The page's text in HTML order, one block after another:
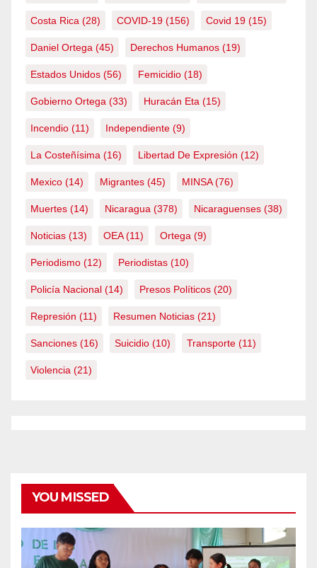
Costa Rica (28) COVID-19 (156) Covid 19 (15)
Daniel Ortega (45) Derechos Humanos (19)
Estados Unidos (56) Femicidio (18)
Gobierno Ortega (33) Huracán Eta (15)
Incendio (11) Independiente (9)
La Costeñísima (16) Libertad De Expresión (12)
Mexico (14) Migrantes (45) MINSA(76)
Muertes (14) Nicaragua (378) Nicaraguenses (38)
Noticias (13) OEA(11) Ortega (9)
Periodismo (12) Periodistas (10)
Policía Nacional (14) Presos Políticos (20)
Represión (11) Resumen Noticias (21)
Sanciones (16) Suicidio (10) Transporte (11)
Violencia (21)
YOU MISSED